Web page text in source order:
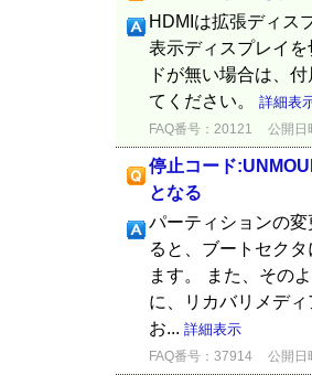
HDMIは拡張ディス
表示ディスプレイ
ドが無い場合は、
てください。 詳細表
FAQ番号：20121 公開日
停止コード
となる
パーティションの
ると、ブートセク
ます。 また、その
に、リカバリメデ
お... 詳細表示
FAQ番号：37914 公開日